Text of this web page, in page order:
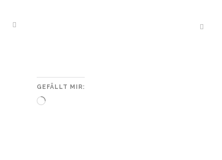
GEFÄLLT MIR:
Wird